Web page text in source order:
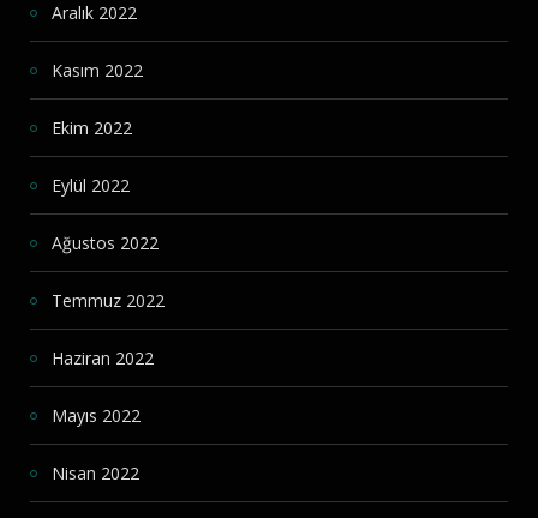
Aralık 2022
Kasım 2022
Ekim 2022
Eylül 2022
Ağustos 2022
Temmuz 2022
Haziran 2022
Mayıs 2022
Nisan 2022